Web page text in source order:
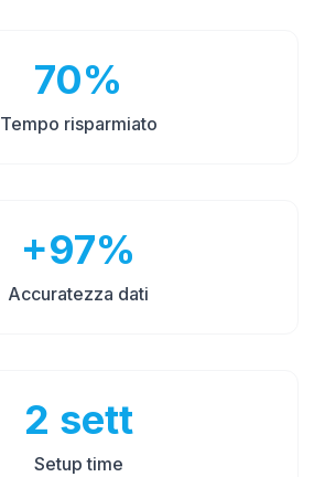
70%
Tempo risparmiato
+97%
Accuratezza dati
2 sett
Setup time